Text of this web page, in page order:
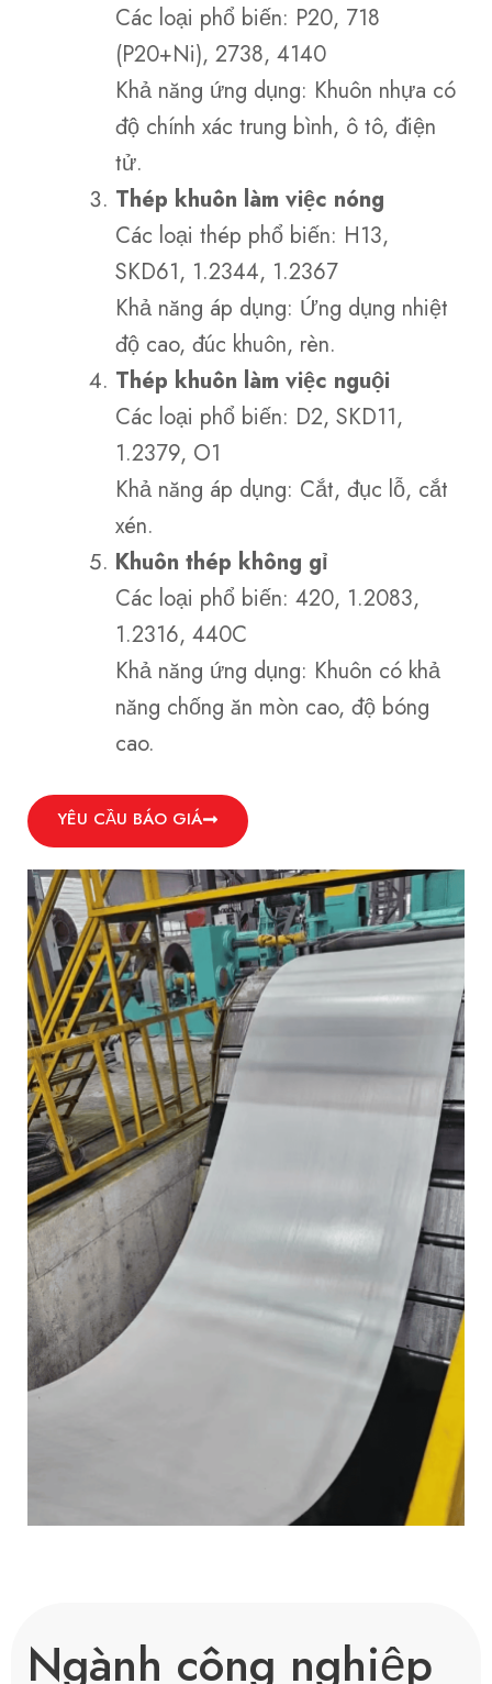
Các loại phổ biến: P20, 718
(P20+Ni), 2738, 4140
Khả năng ứng dụng: Khuôn nhựa có
độ chính xác trung bình, ô tô, điện
tử.
Thép khuôn làm việc nóng
Các loại thép phổ biến: H13,
SKD61, 1.2344, 1.2367
Khả năng áp dụng: Ứng dụng nhiệt
độ cao, đúc khuôn, rèn.
Thép khuôn làm việc nguội
Các loại phổ biến: D2, SKD11,
1.2379, O1
Khả năng áp dụng: Cắt, đục lỗ, cắt
xén.
Khuôn thép không gỉ
Các loại phổ biến: 420, 1.2083,
1.2316, 440C
Khả năng ứng dụng: Khuôn có khả
năng chống ăn mòn cao, độ bóng
cao.
YÊU CẦU BÁO GIÁ
Ngành công nghiệp